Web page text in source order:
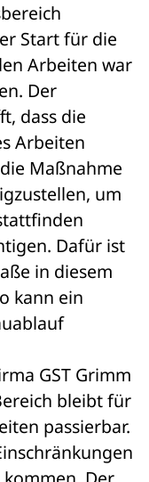
Start für die
Arbeiten war
Der
dass die
Arbeiten
Maßnahme
um
Dafür ist
in diesem
kann ein
GST Grimm
bleibt für
passierbar.